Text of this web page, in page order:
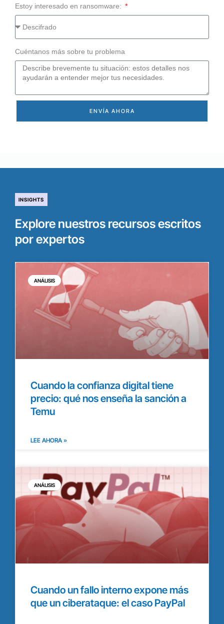
Estoy interesado en ransomware:
Cuéntanos más sobre tu problema
ENVÍA AHORA
INSIGHTS
Explore nuestros recursos escritos
por expertos
ANÁLISIS
Cuando la confianza digital tiene
precio: qué nos enseña la sanción a
Temu
LEE AHORA »
ANÁLISIS
Cuando un fallo interno expone más
que un ciberataque: el caso PayPal